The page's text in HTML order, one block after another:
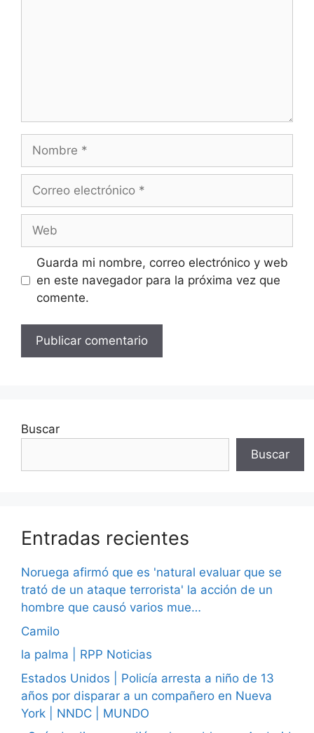
electrónico
Guarda mi nombre, correo electrónico y web
en este navegador para la próxima vez que
comente.
Buscar
Buscar
Entradas recientes
Noruega afirmó que es 'natural evaluar que se
trató de un ataque terrorista' la acción de un
hombre que causó varios mue…
Camilo
la palma | RPP Noticias
Estados Unidos | Policía arresta a niño de 13
años por disparar a un compañero en Nueva
York | NNDC | MUNDO